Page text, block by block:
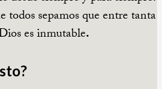
todos sepamos que entre tanta
es inmutable.